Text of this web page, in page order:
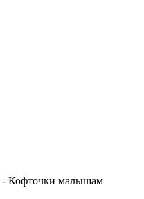
- Кофточки малышам